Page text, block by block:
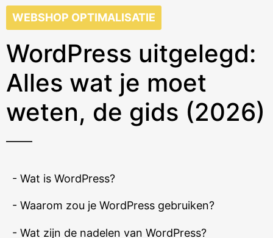
WEBSHOP OPTIMALISATIE
WordPress uitgelegd:
Alles wat je moet
weten, de gids (2026)
- Wat is WordPress?
- Waarom zou je WordPress gebruiken?
- Wat zijn de nadelen van WordPress?